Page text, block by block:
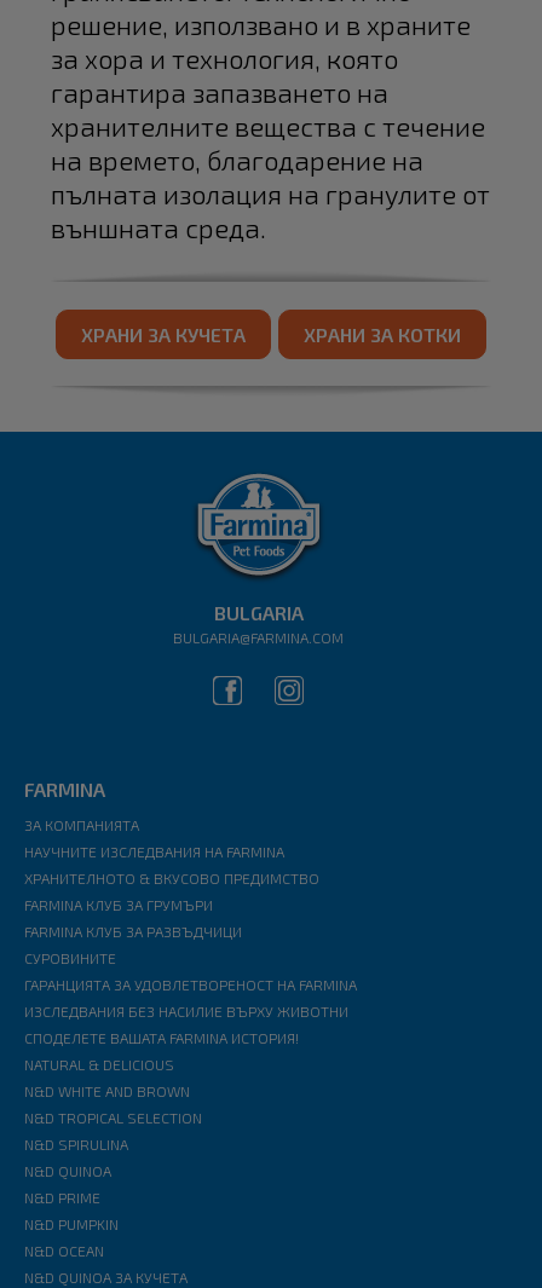
решение, използвано и в храните
за хора и технология, която
гарантира запазването на
хранителните вещества с течение
на времето, благодарение на
пълната изолация на гранулите от
външната среда.
ХРАНИ ЗА КУЧЕТА ХРАНИ ЗА КОТКИ
BULGARIA
BULGARIA@FARMINA.COM
FARMINA
ЗА КОМПАНИЯТА
НАУЧНИТЕ ИЗСЛЕДВАНИЯ НА FARMINA
ХРАНИТЕЛНОТО & ВКУСОВО ПРЕДИМСТВО
FARMINA КЛУБ ЗА ГРУМЪРИ
FARMINA КЛУБ ЗА РАЗВЪДЧИЦИ
СУРОВИНИТЕ
ГАРАНЦИЯТА ЗА УДОВЛЕТВОРЕНОСТ НА FARMINA
ИЗСЛЕДВАНИЯ БЕЗ НАСИЛИЕ ВЪРХУ ЖИВОТНИ
СПОДЕЛЕТЕ ВАШАТА FARMINA ИСТОРИЯ!
NATURAL & DELICIOUS
N&D WHITE AND BROWN
N&D TROPICAL SELECTION
N&D SPIRULINA
N&D QUINOA
N&D PRIME
N&D PUMPKIN
N&D OCEAN
N&D QUINOA ЗА КУЧЕТА